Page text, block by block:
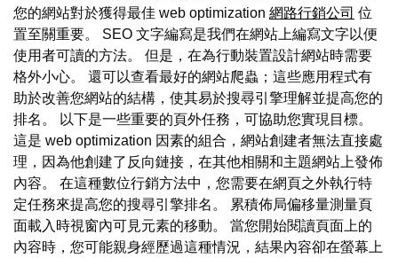
您的網站對於獲得最佳 web optimization 網路行銷公司 位
置至關重要。 SEO 文字編寫是我們在網站上編寫文字以便
使用者可讀的方法。 但是，在為行動裝置設計網站時需要
格外小心。 還可以查看最好的網站爬蟲；這些應用程式有
助於改善您網站的結構，使其易於搜尋引擎理解並提高您的
排名。 以下是一些重要的頁外任務，可協助您實現目標。
這是 web optimization 因素的組合，網站創建者無法直接處
理，因為他創建了反向鏈接，在其他相關和主題網站上發佈
內容。 在這種數位行銷方法中，您需要在網頁之外執行特
定任務來提高您的搜尋引擎排名。 累積佈局偏移量測量頁
面載入時視窗內可見元素的移動。 當您開始閱讀頁面上的
內容時，您可能親身經歷過這種情況，結果內容卻在螢幕上